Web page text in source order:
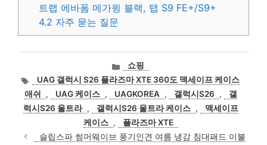
트랩 에바폼 메가윙 블랙, 탭 S9 FE+/S9+
4.2 자주 묻는 질문
카
테
고
리
쇼핑
태
그
UAG 갤럭시 S26 플라즈마 XTE 360도 맥세이프 케이스
애쉬
, UAG 케이스 , UAGKOREA , 갤럭시S26 ,
갤
럭시S26 울트라 , 갤럭시S26 울트라 케이스 ,
맥세이프
케이스 ,
플라즈마 XTE
슬립스파 썸머웨이브 풍기인견 여름 냉감 침대패드 이불